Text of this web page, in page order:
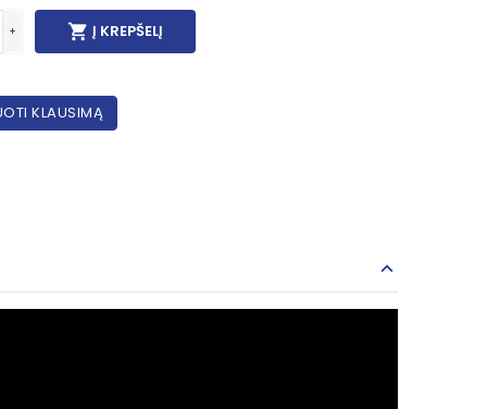
+  Į KREPŠELĮ
KLAUSIMĄ